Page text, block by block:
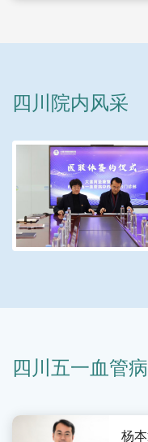
四川院内风采
四川五一血管
杨